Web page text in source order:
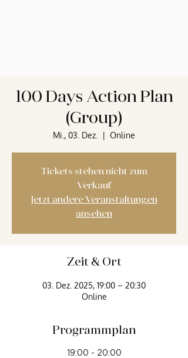
100 Days Action Plan
(Group)
Mi., 03. Dez.
  |
Online
Tickets stehen nicht zum
Verkauf
Jetzt andere Veranstaltungen
ansehen
Zeit & Ort
03. Dez. 2025, 19:00 – 20:30
Online
Programmplan
19:00 - 20:00